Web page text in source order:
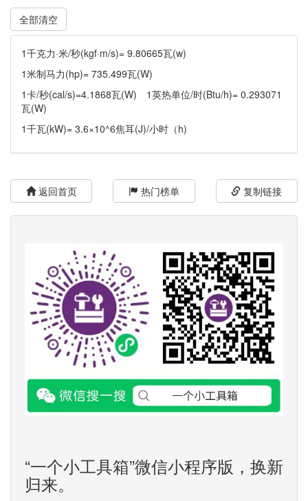
1千克力·米/秒(kgf·m/s)= 9.80665瓦(w)
1米制马力(hp)= 735.499瓦(W)
1卡/秒(cal/s)=4.1868瓦(W) 1英热单位/时(Btu/h)= 0.293071
瓦(W)
1千瓦(kW)= 3.6×10^6焦耳(J)/小时（h)
返回首页 热门榜单 复制链接
“一个小工具箱”微信小程序版，换新
归来。